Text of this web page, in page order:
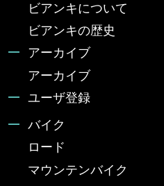
ビアンキについて
ビアンキの歴史
アーカイブ
アーカイブ
ユーザ登録
バイク
ロード
マウンテンバイク